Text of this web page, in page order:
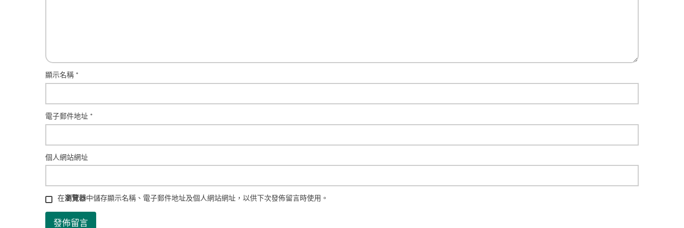
顯示名稱 *
電子郵件地址 *
個人網站網址
在瀏覽器中儲存顯示名稱、電子郵件地址及個人網站網址，以供下次發佈留言時使用。